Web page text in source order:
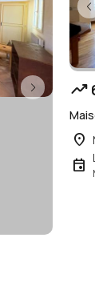
trending_up
place
event